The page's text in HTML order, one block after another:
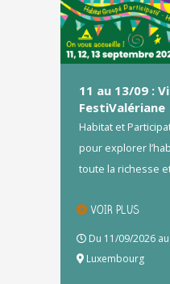
11 au 13/09 :
FestiValériane
Habitat et
pour explorer
toute la richesse
VOIR PLUS
Du 11/09/2026
Luxembourg